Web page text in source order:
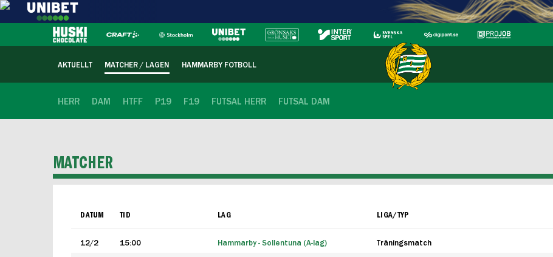
AKTUELLT MATCHER / LAGEN HAMMARBY FOTBOLL
HERR DAM HTFF P19 F19 FUTSAL HERR FUTSAL DAM
MATCHER
DATUM TID LAG LIGA/TYP
12/2 15:00 Hammarby - Sollentuna (A-lag) Träningsmatch